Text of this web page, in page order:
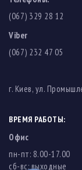
(067) 329 28 12
Viber
(067) 232 47 05
г. Киев, ул.
ВРЕМЯ РАБОТЫ:
Офис
пн-пт: 8.00-17.00
cб-вс: выходные